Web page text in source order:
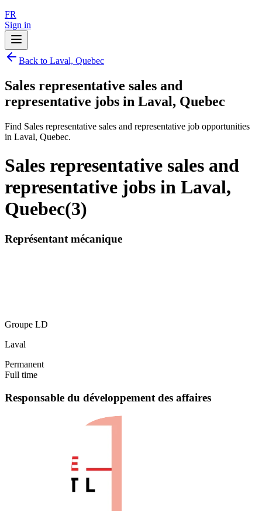
FR
Sign in
Back to Laval, Quebec
Sales representative sales and
representative jobs in Laval, Quebec
Find Sales representative sales and representative job opportunities
in Laval, Quebec.
Sales representative sales and
representative jobs in Laval,
Quebec(3)
Représentant mécanique
Groupe LD
Laval
Permanent
Full time
Responsable du développement des affaires